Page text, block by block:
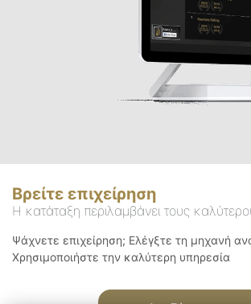
Βρείτε επιχείρηση
Η κατάταξη περιλαμβάνει τους
Ψάχνετε επιχείρηση; Ελέγξτε τη μηχανή
Χρησιμοποιήστε την καλύτερη υπηρεσία